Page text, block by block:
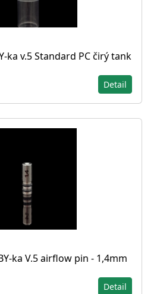
ka v.5 Standard PC čirý tank
Detail
ka V.5 airflow pin - 1,4mm
Detail